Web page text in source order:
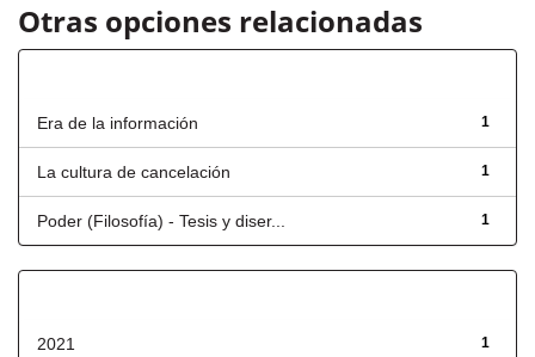
Otras opciones relacionadas
1
Era de la información
1
La cultura de cancelación
1
Poder (Filosofía) - Tesis y diser...
1
2021